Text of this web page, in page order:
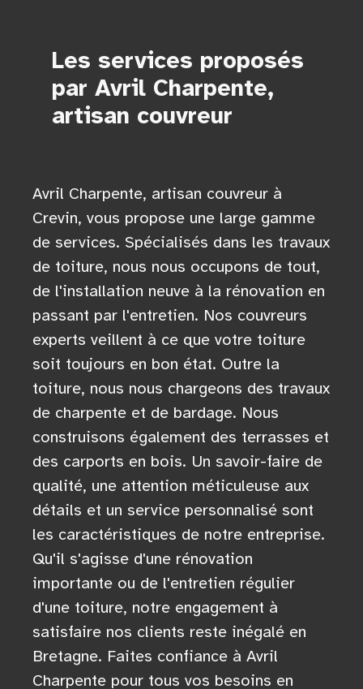
Les services proposés
par Avril Charpente,
artisan couvreur
Avril Charpente, artisan couvreur à
Crevin, vous propose une large gamme
de services. Spécialisés dans les travaux
de toiture, nous nous occupons de tout,
de l'installation neuve à la rénovation en
passant par l'entretien. Nos couvreurs
experts veillent à ce que votre toiture
soit toujours en bon état. Outre la
toiture, nous nous chargeons des travaux
de charpente et de bardage. Nous
construisons également des terrasses et
des carports en bois. Un savoir-faire de
qualité, une attention méticuleuse aux
détails et un service personnalisé sont
les caractéristiques de notre entreprise.
Qu'il s'agisse d'une rénovation
importante ou de l'entretien régulier
d'une toiture, notre engagement à
satisfaire nos clients reste inégalé en
Bretagne. Faites confiance à Avril
Charpente pour tous vos besoins en